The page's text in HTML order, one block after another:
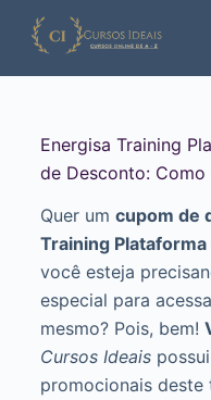
Pular
para
Energisa Training
de Desconto: Como
Quer um cupom de
Training
você esteja
especial para
mesmo? Pois, bem!
Cursos Ideaispossui
promocionais deste